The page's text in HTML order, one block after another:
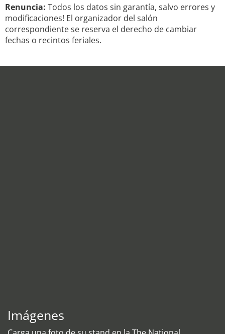
Renuncia: Todos los datos sin garantía, salvo errores y
modificaciones! El organizador del salón
correspondiente se reserva el derecho de cambiar
fechas o recintos feriales.
Imágenes